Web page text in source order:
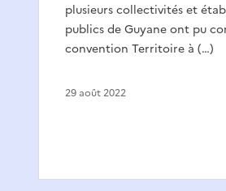
plusieurs collectivités et
publics de Guyane ont pu
convention Territoire à (…)
29 août 2022